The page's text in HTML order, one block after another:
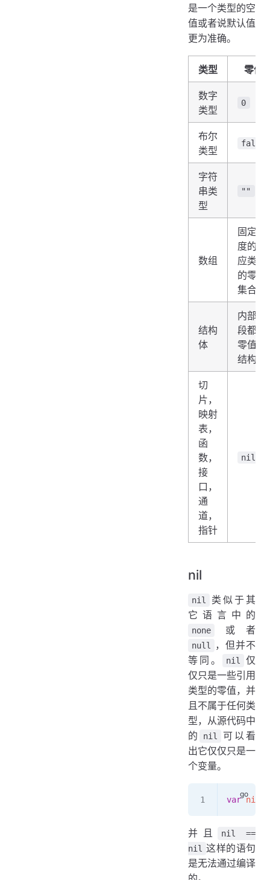
是一个类型的空
值或者说默认值
更为准确。
类型 零值
数字
类型
0
布尔
类型
false
字符
串类
型
""
数组
固定长
度的对
应类型
的零值
集合
结构
体
内部字
段都是
零值的
结构体
切
片，
映射
表，
函
数，
接
口，
通
道，
指针
nil
nil
nil
类似于其
它语言中的
none 或者
null
，但并不
等同。
nil
仅
仅只是一些引用
类型的零值，并
且不属于任何类
型，从源代码中
的
nil
可以看
出它仅仅只是一
个变量。
var nil
并且
nil ==
nil 这样的语句
是无法通过编译